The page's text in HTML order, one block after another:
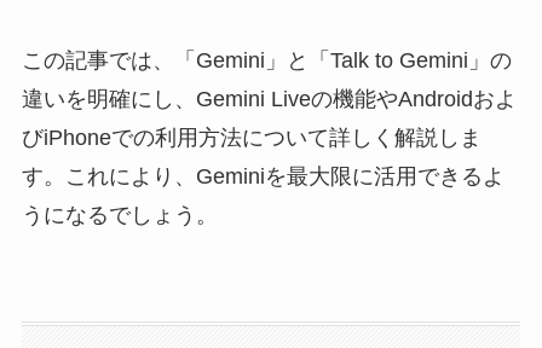
この記事では、「Gemini」と「Talk to Gemini」の
違いを明確にし、Gemini Liveの機能やAndroidおよ
びiPhoneでの利用方法について詳しく解説しま
す。これにより、Geminiを最大限に活用できるよ
うになるでしょう。